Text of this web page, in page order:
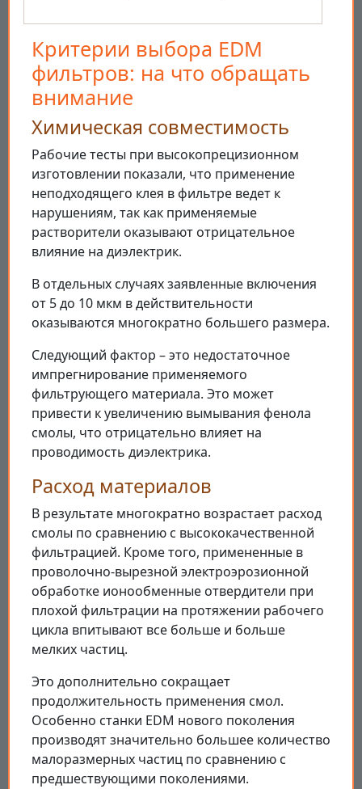
Критерии выбора EDM
фильтров: на что обращать
внимание
Химическая совместимость
Рабочие тесты при высокопрецизионном
изготовлении показали, что применение
неподходящего клея в фильтре ведет к
нарушениям, так как применяемые
растворители оказывают отрицательное
влияние на диэлектрик.
В отдельных случаях заявленные включения
от 5 до 10 мкм в действительности
оказываются многократно большего размера.
Следующий фактор – это недостаточное
импрегнирование применяемого
фильтрующего материала. Это может
привести к увеличению вымывания фенола
смолы, что отрицательно влияет на
проводимость диэлектрика.
Расход материалов
В результате многократно возрастает расход
смолы по сравнению с высококачественной
фильтрацией. Кроме того, примененные в
проволочно-вырезной электроэрозионной
обработке ионообменные отвердители при
плохой фильтрации на протяжении рабочего
цикла впитывают все больше и больше
мелких частиц.
Это дополнительно сокращает
продолжительность применения смол.
Особенно станки EDM нового поколения
производят значительно большее количество
малоразмерных частиц по сравнению с
предшествующими поколениями.